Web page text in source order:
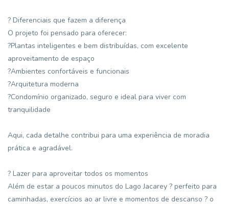
? Diferenciais que fazem a diferença
O projeto foi pensado para oferecer:
?Plantas inteligentes e bem distribuídas, com excelente
aproveitamento de espaço
?Ambientes confortáveis e funcionais
?Arquitetura moderna
?Condomínio organizado, seguro e ideal para viver com
tranquilidade
Aqui, cada detalhe contribui para uma experiência de moradia
prática e agradável.
? Lazer para aproveitar todos os momentos
Além de estar a poucos minutos do Lago Jacarey ? perfeito para
caminhadas, exercícios ao ar livre e momentos de descanso ? o